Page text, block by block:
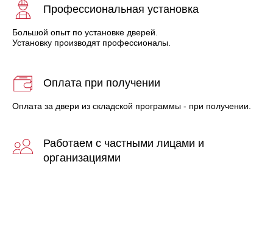
Профессиональная установка
Большой опыт по установке дверей.
Установку производят профессионалы.
Оплата при получении
Оплата за двери из складской программы - при получении.
Работаем с частными лицами и
организациями